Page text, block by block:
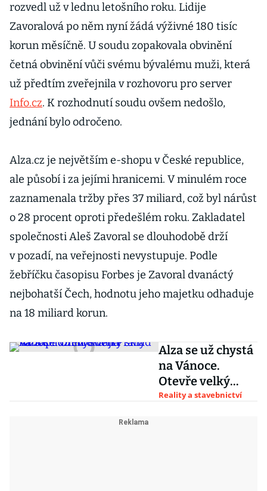
rozvedl už v lednu letošního roku. Lidije
Zavoralová po něm nyní žádá výživné 180 tisíc
korun měsíčně. U soudu zopakovala obvinění
četná obvinění vůči svému bývalému muži, která
už předtím zveřejnila v rozhovoru pro server
Info.cz. K rozhodnutí soudu ovšem nedošlo,
jednání bylo odročeno.
Alza.cz je největším e-shopu v České republice,
ale působí i za jejími hranicemi. V minulém roce
zaznamenala tržby přes 37 miliard, což byl nárůst
o 28 procent oproti předešlém roku. Zakladatel
společnosti Aleš Zavoral se dlouhodobě drží
v pozadí, na veřejnosti nevystupuje. Podle
žebříčku časopisu Forbes je Zavoral dvanáctý
nejbohatší Čech, hodnotu jeho majetku odhaduje
na 18 miliard korun.
Alza se už chystá
na Vánoce.
Otevře velký
sklad na
Reality a stavebnictví